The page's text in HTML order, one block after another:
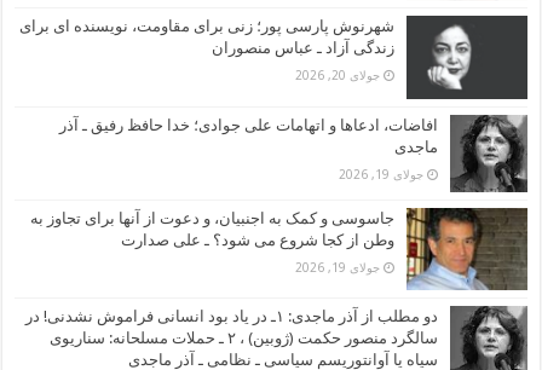
شهرنوش پارسی پور؛ زنی برای مقاومت، نویسنده ای برای
زندگی آزاد ـ عباس منصوران
جولای 20, 2026
افاضات، ادعاها و اتهامات علی جوادی؛ خدا حافظ رفیق ـ آذر
ماجدی
جولای 19, 2026
جاسوسی و کمک به اجنبیان، و دعوت از آنها برای تجاوز به
وطن از کجا شروع می شود؟ ـ علی صدارت
جولای 19, 2026
دو مطلب از آذر ماجدی: ۱ـ در یاد بود انسانی فراموش نشدنی! در
سالگرد منصور حکمت (ژوبین) ، ۲ ـ حملات مسلحانه: سناریوی
سیاه یا آوانتوریسم سیاسی ـ نظامی ـ آذر ماجدی